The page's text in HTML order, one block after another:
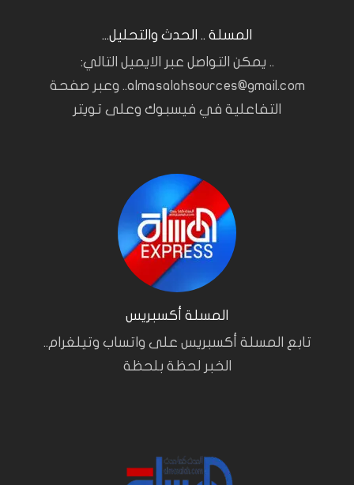
المسلة .. الحدث والتحليل...
.. يمكن التواصل عبر الايميل التالي:
almasalahsources@gmail.com.. وعبر صفحة
التفاعلية في فيسبوك وعلى تويتر
المسلة أكسبريس
تابع المسلة أكسبريس على واتساب وتيلغرام..
الخبر لحظة بلحظة